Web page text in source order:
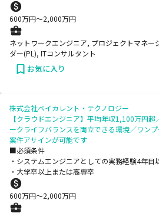
600万円〜2,000万円
ネットワークエンジニア, プロジェクトマネー
ダー(PL), ITコンサルタント
お気に入り
株式会社ベイカレント・テクノロジー
【クラウドエンジニア】平均年収1,100万円
ークライフバランスを両立できる環境／ワン
案件アサインが可能です
■必須条件
・システムエンジニアとしての実務経験4年
・大学卒以上または高専卒
600万円〜2,000万円